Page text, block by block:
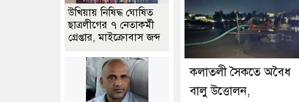
কলাতলী সৈকতে অবৈধ
বালু উত্তোলন,
উখিয়ায় নিষিদ্ধ ঘোষিত
ছাত্রলীগের ৭ নেতাকর্মী
গ্রেপ্তার, মাইক্রোবাস জব্দ